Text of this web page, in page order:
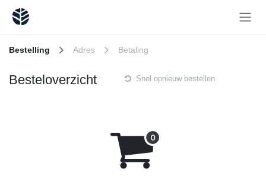
Overslaan naar inhoud
Bestelling Adres Betaling
Besteloverzicht Snel opnieuw bestellen